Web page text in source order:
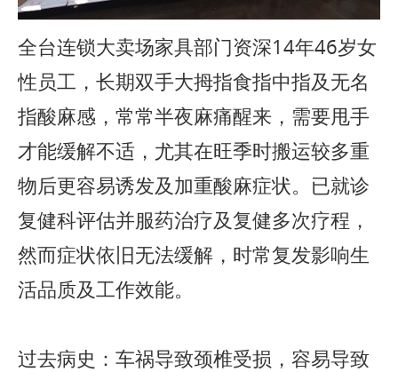
全台连锁大卖场家具部门资深14年46岁女
性员工，长期双手大拇指食指中指及无名
指酸麻感，常常半夜麻痛醒来，需要甩手
才能缓解不适，尤其在旺季时搬运较多重
物后更容易诱发及加重酸麻症状。已就诊
复健科评估并服药治疗及复健多次疗程，
然而症状依旧无法缓解，时常复发影响生
活品质及工作效能。
过去病史：车祸导致颈椎受损，容易导致